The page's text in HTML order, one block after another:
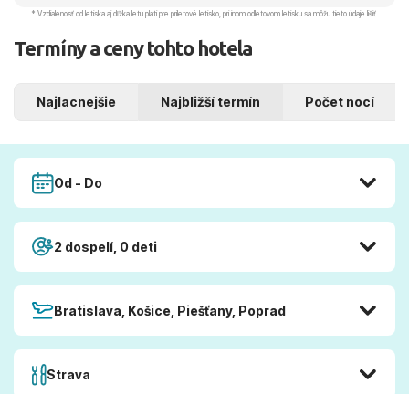
* Vzdialenosť od letiska aj dľžka letu platí pre príletové letisko, pri inom odletovom letisku sa môžu tieto údaje líšiť.
Termíny a ceny tohto hotela
Najlacnejšie Najbližší termín Počet nocí
Od - Do
2 dospelí, 0 deti
Bratislava, Košice, Piešťany, Poprad
Strava